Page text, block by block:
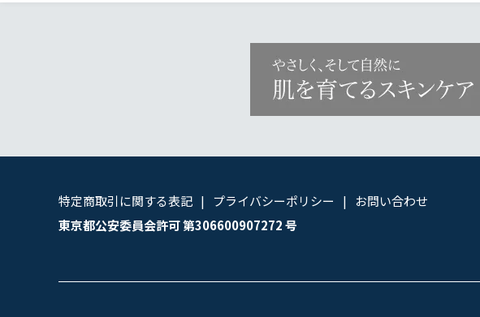
特定商取引に関する表記 プライバシーポリシー
お問い合わせ
東京都公安委員会許可 第306600907272 号